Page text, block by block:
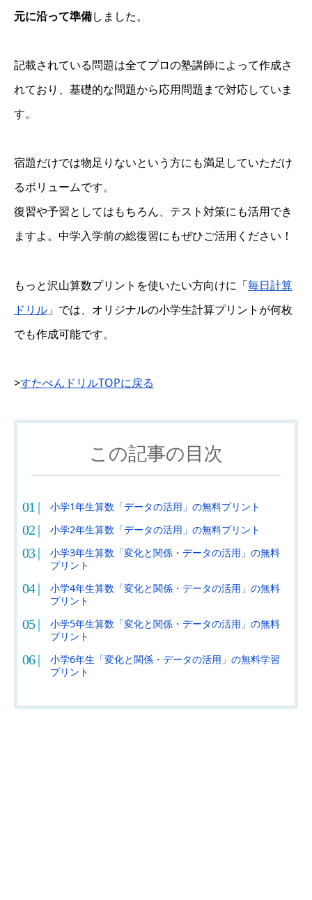
元に沿って準備しました。
記載されている問題は全てプロの塾講師によって作成さ
れており、基礎的な問題から応用問題まで対応していま
す。
宿題だけでは物足りないという方にも満足していただけ
るボリュームです。
復習や予習としてはもちろん、テスト対策にも活用でき
ますよ。中学入学前の総復習にもぜひご活用ください！
もっと沢山算数プリントを使いたい方向けに「毎日計算
ドリル 」では、オリジナルの小学生計算プリントが何枚
でも作成可能です。
>すたぺんドリルTOPに戻る
この記事の目次
小学1年生算数「データの活用」の無料プリント
小学2年生算数「データの活用」の無料プリント
小学3年生算数「変化と関係・データの活用」の無料
プリント
小学4年生算数「変化と関係・データの活用」の無料
プリント
小学5年生算数「変化と関係・データの活用」の無料
プリント
小学6年生「変化と関係・データの活用」の無料学習
プリント